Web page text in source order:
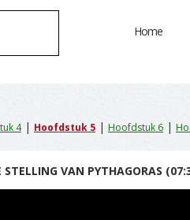
Home
4| Hoofdstuk 5 | Hoofdstuk 6 |
STELLING VAN PYTHAGORAS